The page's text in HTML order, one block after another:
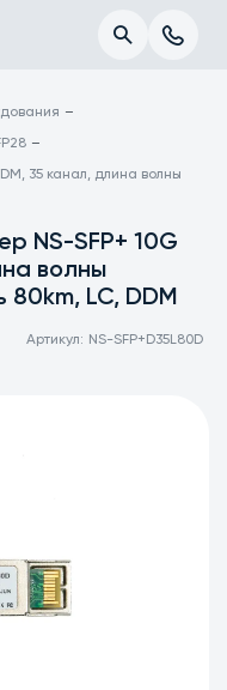
35 канал, длина волны
NS-SFP+ 10G
волны
80km, LC, DDM
Артикул: NS-SFP+D35L80D